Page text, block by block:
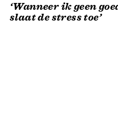
‘Wanneer ik geen
slaat de stress toe’